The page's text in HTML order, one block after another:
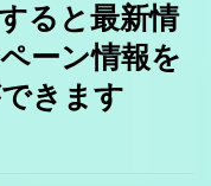
ると最新情
ーン情報を
きます